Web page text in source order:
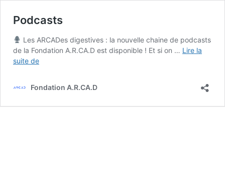
Podcasts
Les ARCADes digestives : la nouvelle chaine de podcasts
de la Fondation A.R.CA.D est disponible ! Et si on … Lire la
suite dePodcasts
Fondation A.R.CA.D